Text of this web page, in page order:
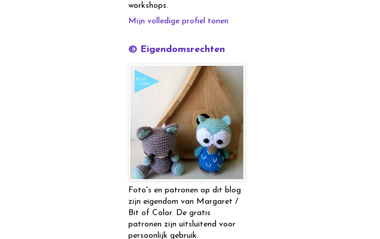
workshops.
Mijn volledige profiel tonen
© Eigendomsrechten
Foto's en patronen op dit blog
zijn eigendom van Margaret /
Bit of Color. De gratis
patronen zijn uitsluitend voor
persoonlijk gebruik.